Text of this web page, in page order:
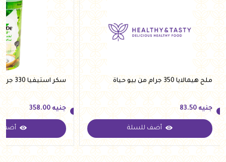
ملح هيمالايا 350 جرام من بيو حياة
جنيه
جنيه 83.50
أضف للسلة
سكر استيفيا 330 جرام من فيردي
جنيه
جنيه 358.00
أضف